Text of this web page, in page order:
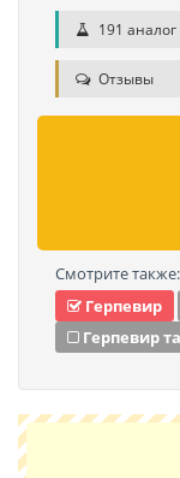
191 аналог
Отзывы
Смотрите также:
Герпевир
Герпевир